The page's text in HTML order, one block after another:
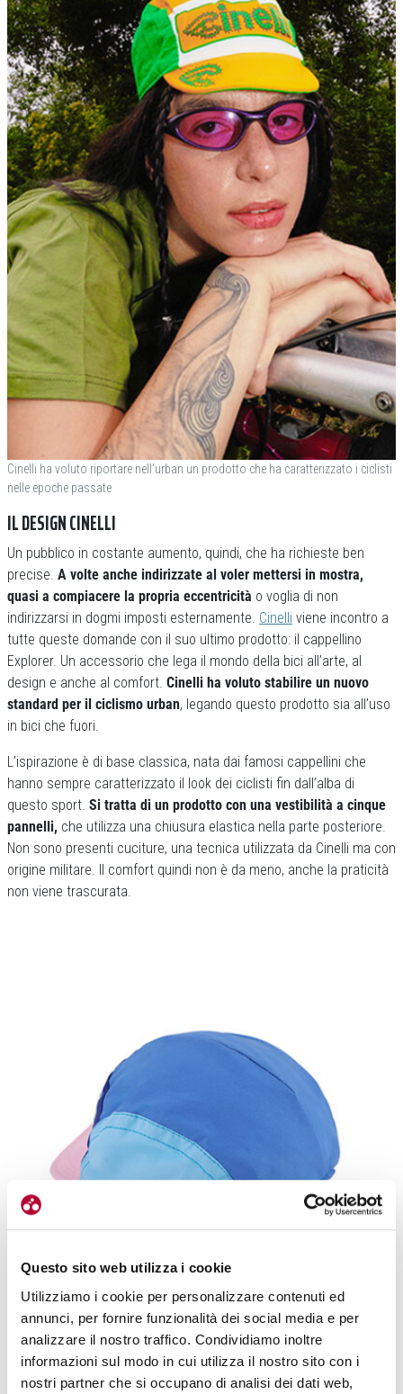
Questo sito web utilizza i cookie
Utilizziamo i cookie per personalizzare contenuti ed
annunci, per fornire funzionalità dei social media e per
analizzare il nostro traffico. Condividiamo inoltre
informazioni sul modo in cui utilizza il nostro sito con i
nostri partner che si occupano di analisi dei dati web,
Cinelli ha voluto riportare nell’urban un prodotto che ha caratterizzato i ciclisti
nelle epoche passate
IL DESIGN CINELLI
Un pubblico in costante aumento, quindi, che ha richieste ben
precise. A volte anche indirizzate al voler mettersi in mostra,
quasi a compiacere la propria eccentricità o voglia di non
indirizzarsi in dogmi imposti esternamente. Cinelli viene incontro a
tutte queste domande con il suo ultimo prodotto: il cappellino
Explorer. Un accessorio che lega il mondo della bici all’arte, al
design e anche al comfort. Cinelli ha voluto stabilire un nuovo
standard per il ciclismo urban, legando questo prodotto sia all’uso
in bici che fuori.
L’ispirazione è di base classica, nata dai famosi cappellini che
hanno sempre caratterizzato il look dei ciclisti fin dall’alba di
questo sport. Si tratta di un prodotto con una vestibilità a cinque
pannelli, che utilizza una chiusura elastica nella parte posteriore.
Non sono presenti cuciture, una tecnica utilizzata da Cinelli ma con
origine militare. Il comfort quindi non è da meno, anche la praticità
non viene trascurata.